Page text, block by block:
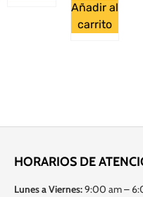
Añadir al
carrito
HORARIOS DE
Lunes a Viernes:9:00 am –